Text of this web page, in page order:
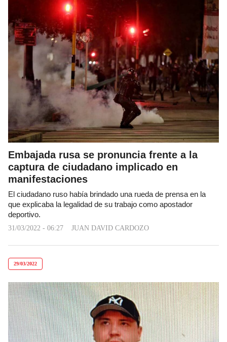
Embajada rusa se pronuncia frente a la
captura de ciudadano implicado en
manifestaciones
El ciudadano ruso había brindado una rueda de prensa en la
que explicaba la legalidad de su trabajo como apostador
deportivo.
31/03/2022 - 06:27 JUAN DAVID CARDOZO
29/03/2022